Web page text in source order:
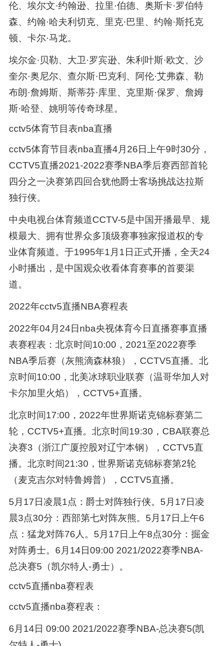
伦、埃尔文·约翰逊、拉里·伯德、奥斯卡·罗伯特
森、约翰·哈夫利切克、里克·巴里、约翰·斯托克
顿、卡尔·马龙。
埃尔金·贝勒、大卫·罗宾逊、朱利叶斯·欧文、沙
奎尔·奥尼尔、查尔斯·巴克利、阿伦·艾弗森、勒
布朗·詹姆斯、斯蒂芬·库里、克里斯·保罗、詹姆
斯·哈登、姚明等传奇球星。
cctv5体育节目表nba直播
cctv5体育节目表nba直播4月26日上午9时30分，
CCTV5直播2021-2022赛季NBA季后赛西部首轮
四分之一决赛第四回合犹他爵士客场挑战达拉斯
独行侠。
中央电视台体育频道CCTV-5是中国开播最早、规
模最大、拥有世界众多顶级赛事独家报道权的专
业体育频道。于1995年1月1日正式开播，全天24
小时播出，是中国观众收看体育赛事的首要渠
道。
2022年cctv5直播NBA赛程表
2022年04月24日nba央视体育今日直播赛事直播
表赛程表：北京时间10:00，2021至2022赛季
NBA季后赛（灰熊滴森林狼），CCTV5直播。北
京时间10:00，北美冰球职业联赛（温哥华加人对
卡尔加里火焰），CCTV5+直播。
北京时间17:00，2022年世界斯诺克锦标赛第二
轮，CCTV5+直播。北京时间19:30，CBA联赛总
决赛3（浙江广厦控股对辽宁本钢），CCTV5直
播。北京时间21:30，世界斯诺克锦标赛第2轮
（麦克吉尔对特鲁姆普），CCTV5直播。
5月17日凌晨1点：爵士对阵独行侠。5月17日凌
晨3点30分：西部第七对阵灰熊。5月17日上午6
点：猛龙对阵76人。5月17日上午8点30分：掘金
对阵勇士。6月14日09:00 2021/2022赛季NBA-
总决赛5（凯尔特人-勇士）。
cctv5直播nba赛程表
cctv5直播nba赛程表：
6月14日 09:00 2021/2022赛季NBA-总决赛5(凯